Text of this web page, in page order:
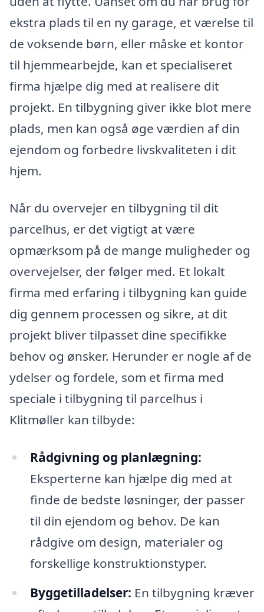
ekstra plads til en ny garage, et værelse til
de voksende børn, eller måske et kontor
til hjemmearbejde, kan et specialiseret
firma hjælpe dig med at realisere dit
projekt. En tilbygning giver ikke blot mere
plads, men kan også øge værdien af din
ejendom og forbedre livskvaliteten i dit
hjem.
Når du overvejer en tilbygning til dit
parcelhus, er det vigtigt at være
opmærksom på de mange muligheder og
overvejelser, der følger med. Et lokalt
firma med erfaring i tilbygning kan guide
dig gennem processen og sikre, at dit
projekt bliver tilpasset dine specifikke
behov og ønsker. Herunder er nogle af de
ydelser og fordele, som et firma med
speciale i tilbygning til parcelhus i
Klitmøller kan tilbyde:
Rådgivning og planlægning:
Eksperterne kan hjælpe dig med at
finde de bedste løsninger, der passer
til din ejendom og behov. De kan
rådgive om design, materialer og
forskellige konstruktionstyper.
Byggetilladelser: En tilbygning kræver